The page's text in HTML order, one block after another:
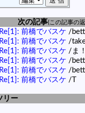
次の記事(この記事の
前橋でバスケ /
前橋でバスケ /
前橋でバスケ /ま
前橋でバスケ /
前橋でバスケ /
前橋でバスケ /T
リー